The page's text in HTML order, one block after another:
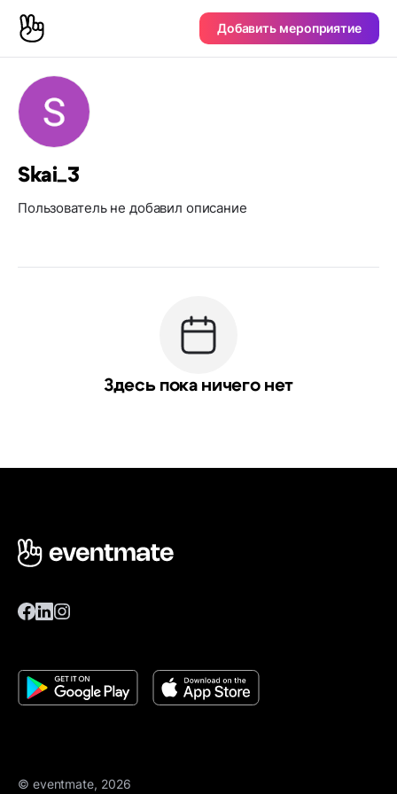
Добавить мероприятие
Skai_3
Пользователь не добавил описание
Здесь пока ничего нет
© eventmate, 2026